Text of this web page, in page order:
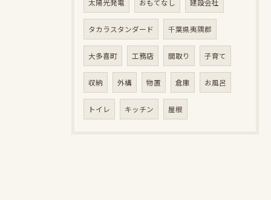
太陽光発電 おもてなし 建設会社
タカラスタンダード 千葉県夷隅郡
大多喜町 工務店 間取り 子育て
収納 外構 物置 倉庫 お風呂
トイレ キッチン 屋根